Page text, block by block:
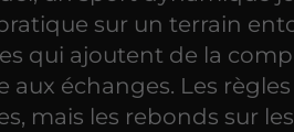
sur un terrain
qui ajoutent de la
aux échanges. Les
mais les rebonds sur